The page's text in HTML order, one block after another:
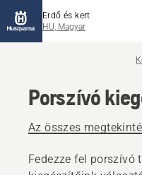
Erdő és kert
HU, Magyar
Porszívó
Az összes
Fedezze fel porszívó